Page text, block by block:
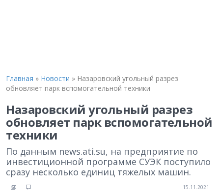
Главная » Новости » Назаровский угольный разрез
обновляет парк вспомогательной техники
Назаровский угольный разрез
обновляет парк вспомогательной
техники
По данным news.ati.su, на предприятие по
инвестиционной программе СУЭК поступило
сразу несколько единиц тяжелых машин.
15.11.2021